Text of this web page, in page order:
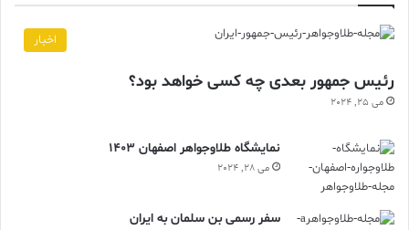
اخبار
رئیس جمهور بعدی چه کسی خواهد بود؟
می 25, 2024
نمایشگاه طلاوجواهر اصفهان 1403
می 28, 2024
سفر رسمی بن سلمان به ایران